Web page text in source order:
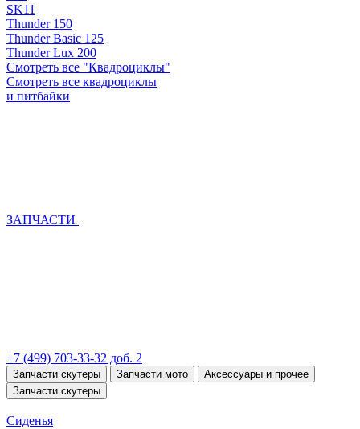
SK11
Thunder 150
Thunder Basic 125
Thunder Lux 200
Смотреть все "Квадроциклы"
Смотреть все квадроциклы
и питбайки
ЗАПЧАСТИ
+7 (499) 703-33-32 доб. 2
Запчасти скутеры Запчасти мото
Аксессуары и прочее
Запчасти скутеры
Сиденья